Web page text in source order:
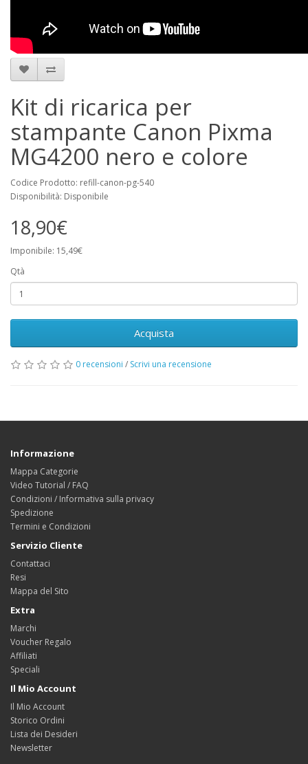
Kit di ricarica per
stampante Canon Pixma
MG4200 nero e colore
Codice Prodotto: refill-canon-pg-540
Disponibilità: Disponibile
18,90€
Imponibile: 15,49€
Qtà
Acquista
0 recensioni / Scrivi una recensione
Informazione
Mappa Categorie
Video Tutorial / FAQ
Condizioni / Informativa sulla privacy
Spedizione
Termini e Condizioni
Servizio Cliente
Contattaci
Resi
Mappa del Sito
Extra
Marchi
Voucher Regalo
Affiliati
Speciali
Il Mio Account
Il Mio Account
Storico Ordini
Lista dei Desideri
Newsletter